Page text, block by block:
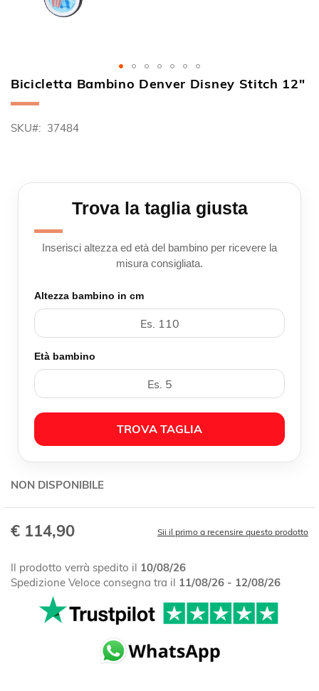
Bicicletta Bambino Denver Disney Stitch 12"
SKU 37484
Trova la taglia giusta
Inserisci altezza ed età del bambino per ricevere la
misura consigliata.
Altezza bambino in cm
Età bambino
TROVA TAGLIA
NON DISPONIBILE
€ 114,90 Sii il primo a recensire questo prodotto
Il prodotto verrà spedito il 10/08/26
Spedizione Veloce consegna tra il 11/08/26 - 12/08/26
Vai
all'inizio
galleria